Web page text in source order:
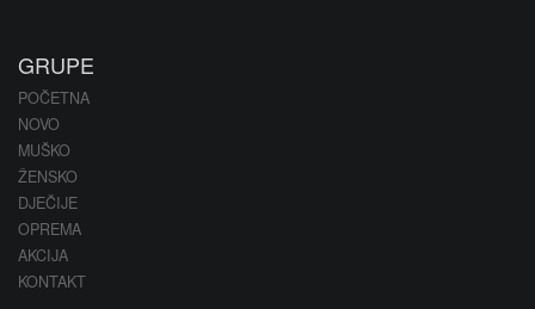
GRUPE
POČETNA
NOVO
MUŠKO
ŽENSKO
DJEČIJE
OPREMA
AKCIJA
KONTAKT